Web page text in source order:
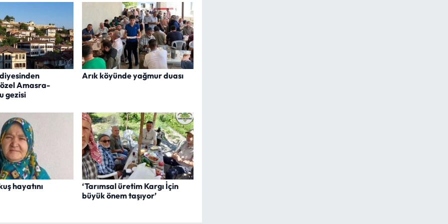
Amasra-
gezisi
Arık köyünde yağmur duası
hayatını
‘Tarımsal üretim Kargı İçin
büyük önem taşıyor’